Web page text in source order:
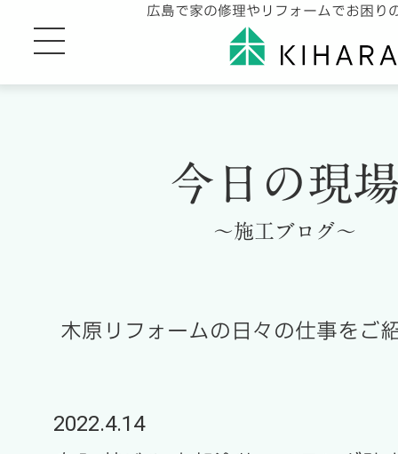
広島で家の修理やリフォームでお困り
今日の現
～施工ブログ～
木原リフォームの日々の仕事をご
2022.4.14